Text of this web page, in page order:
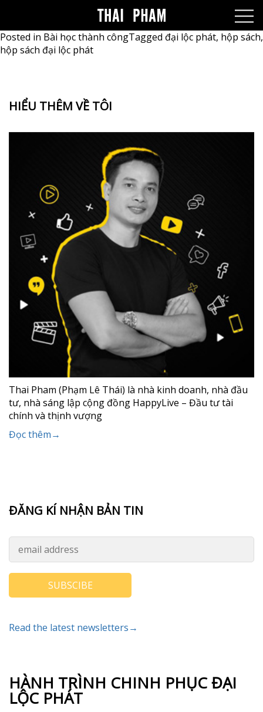
HÀNH TRÌNH CHINH PHỤC ĐẠI
LỘC PHÁT
Posted in Bài học thành côngTagged đại lộc phát, hộp sách,
hộp sách đại lộc phát
HIỂU THÊM VỀ TÔI
Thai Pham (Phạm Lê Thái) là nhà kinh doanh, nhà đầu
tư, nhà sáng lập cộng đồng HappyLive – Đầu tư tài
chính và thịnh vượng
Đọc thêm→
ĐĂNG KÍ NHẬN BẢN TIN
SUBSCIBE
Read the latest newsletters→